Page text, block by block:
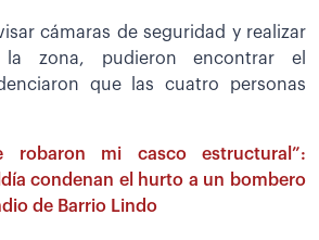
cámaras de seguridad y realizar
zona, pudieron encontrar el
que las cuatro personas
robaron mi casco estructural”:
condenan el hurto a un bombero
de Barrio Lindo